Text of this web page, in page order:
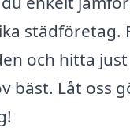
städföretag.
och hitta just
bäst. Låt oss